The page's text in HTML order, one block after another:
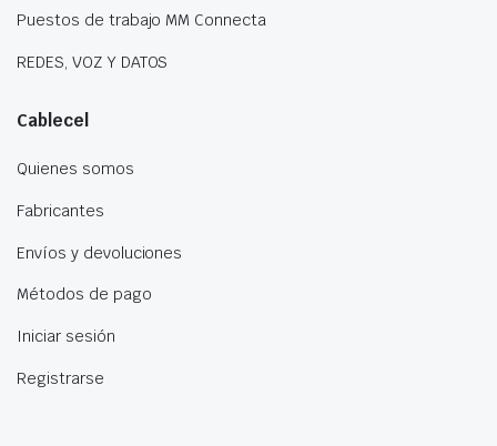
Puestos de trabajo MM Connecta
REDES, VOZ Y DATOS
Cablecel
Quienes somos
Fabricantes
Envíos y devoluciones
Métodos de pago
Iniciar sesión
Registrarse